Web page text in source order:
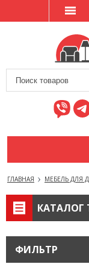
ГЛАВНАЯ МЕБЕЛЬ ДЛЯ
КАТАЛОГ
ФИЛЬТР